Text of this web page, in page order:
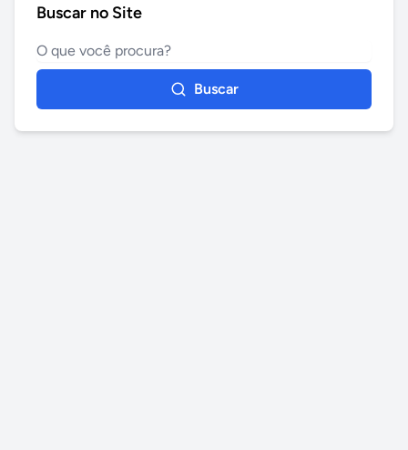
Buscar no Site
Buscar